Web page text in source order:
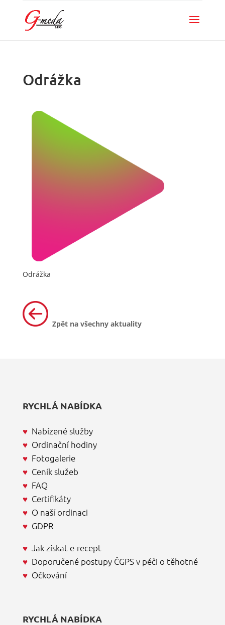
Odrážka
Odrážka
Zpět na všechny aktuality
RYCHLÁ NABÍDKA
♥ Nabízené služby
♥ Ordinační hodiny
♥ Fotogalerie
♥ Ceník služeb
♥ FAQ
♥ Certifikáty
♥ O naší ordinaci
♥ GDPR
♥ Jak získat e-recept
♥ Doporučené postupy ČGPS v péči o těhotné
♥ Očkování
RYCHLÁ NABÍDKA